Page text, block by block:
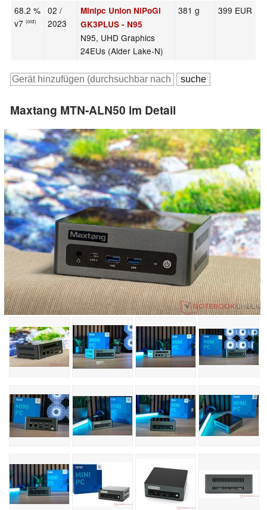
68.2 %
v7(old)
02 /
2023
Minipc Union NiPoGi
GK3PLUS - N95
N95, UHD Graphics
24EUs (Alder Lake-N)
381 g 399 EUR
Maxtang MTN-ALN50 im Detail